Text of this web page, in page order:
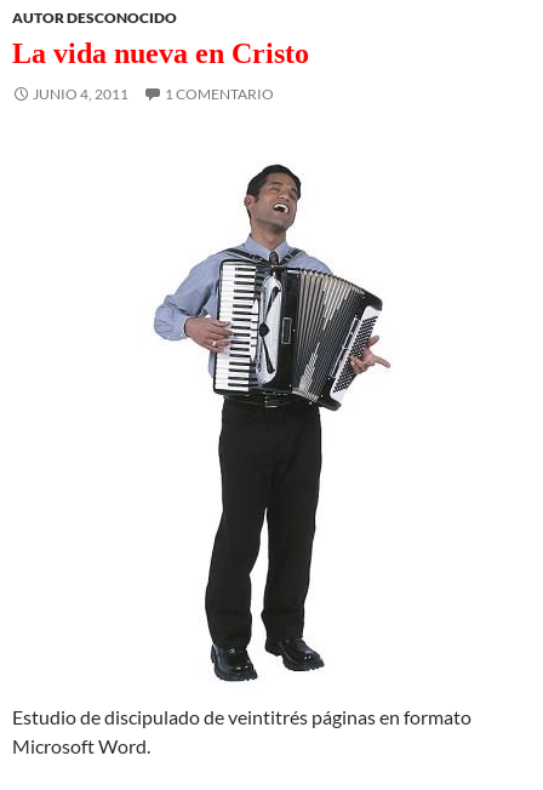
AUTOR DESCONOCIDO
La vida nueva en Cristo
JUNIO 4, 2011 1 COMENTARIO
Estudio de discipulado de veintitrés páginas en formato
Microsoft Word.